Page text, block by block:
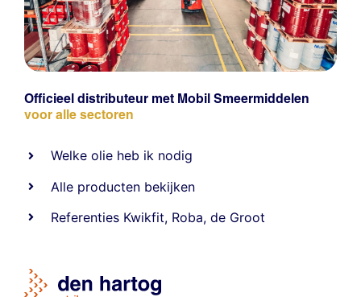
Officieel distributeur met Mobil Smeermiddelen
voor alle sectoren
Welke olie heb ik nodig
Alle producten bekijken
Referenties Kwikfit, Roba,de Groot